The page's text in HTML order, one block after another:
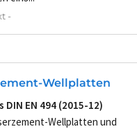
-
Wellplatten
EN 494 (2015-12)
Wellplatten und